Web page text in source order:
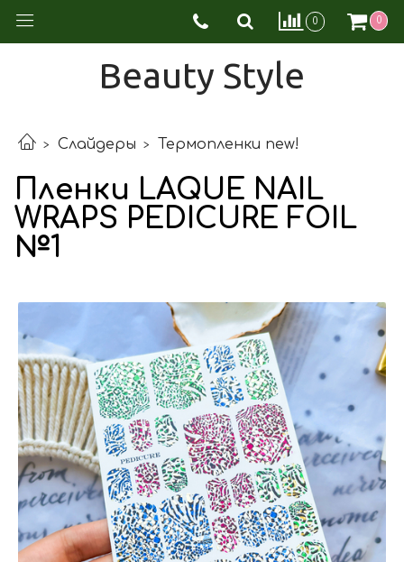
0 0
Beauty Style
Слайдеры Термопленки new!
Пленки LAQUE NAIL
WRAPS PEDICURE FOIL
№1